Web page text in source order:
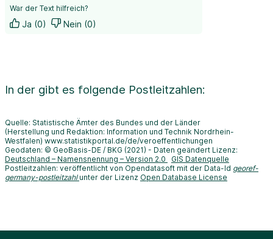
War der Text hilfreich?
Ja (0) Nein (0)
In der gibt es folgende Postleitzahlen:
Quelle: Statistische Ämter des Bundes und der Länder
(Herstellung und Redaktion: Information und Technik Nordrhein-
Westfalen) www.statistikportal.de/de/veroeffentlichungen
Geodaten: © GeoBasis-DE / BKG (2021) - Daten geändert Lizenz:
Deutschland – Namensnennung – Version 2.0
GIS Datenquelle
Postleitzahlen: veröffentlicht von Opendatasoft mit der Data-Id georef-
germany-postleitzahl unter der Lizenz Open Database License